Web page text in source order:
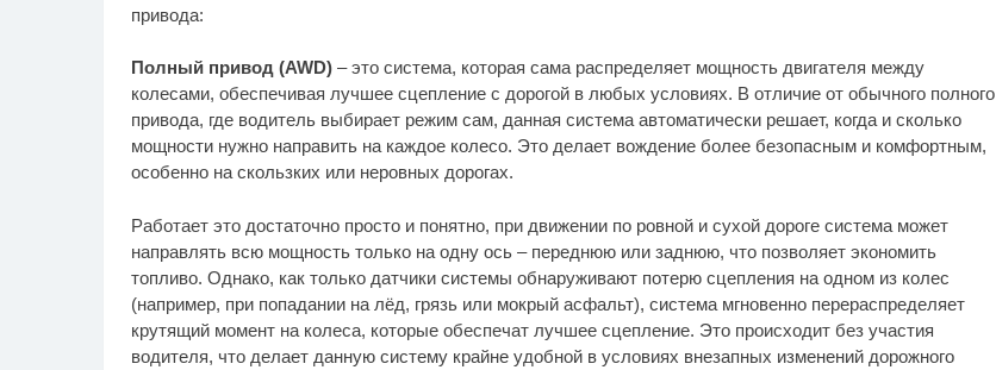
привода:
Полный привод (AWD)– это система, которая сама распределяет мощность двигателя между
колесами, обеспечивая лучшее сцепление с дорогой в любых условиях. В отличие от обычного полного
привода, где водитель выбирает режим сам, данная система автоматически решает, когда и сколько
мощности нужно направить на каждое колесо. Это делает вождение более безопасным и комфортным,
особенно на скользких или неровных дорогах.
Работает это достаточно просто и понятно, при движении по ровной и сухой дороге система может
направлять всю мощность только на одну ось – переднюю или заднюю, что позволяет экономить
топливо. Однако, как только датчики системы обнаруживают потерю сцепления на одном из колес
(например, при попадании на лёд, грязь или мокрый асфальт), система мгновенно перераспределяет
крутящий момент на колеса, которые обеспечат лучшее сцепление. Это происходит без участия
водителя, что делает данную систему крайне удобной в условиях внезапных изменений дорожного